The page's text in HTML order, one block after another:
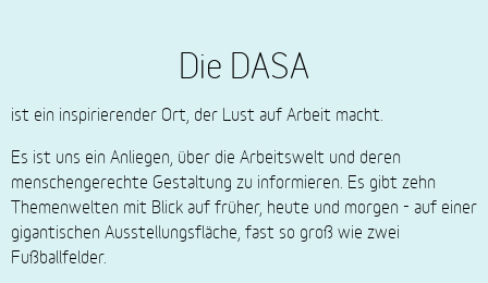
Die DASA
ist ein inspirierender Ort, der Lust auf Arbeit macht.
Es ist uns ein Anliegen, über die Arbeitswelt und deren
menschengerechte Gestaltung zu informieren. Es gibt zehn
Themenwelten mit Blick auf früher, heute und morgen - auf einer
gigantischen Ausstellungsfläche, fast so groß wie zwei
Fußballfelder.